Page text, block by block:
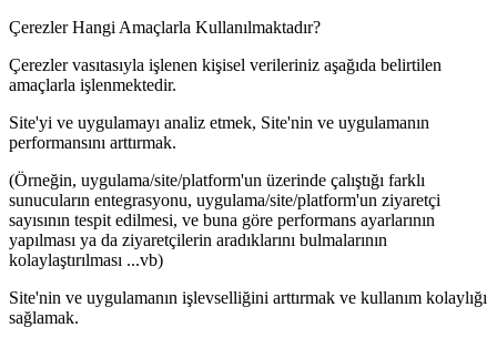
Çerezler Hangi Amaçlarla Kullanılmaktadır?
Çerezler vasıtasıyla işlenen kişisel verileriniz aşağıda belirtilen
amaçlarla işlenmektedir.
Site'yi ve uygulamayı analiz etmek, Site'nin ve uygulamanın
performansını arttırmak.
(Örneğin, uygulama/site/platform'un üzerinde çalıştığı farklı
sunucuların entegrasyonu, uygulama/site/platform'un ziyaretçi
sayısının tespit edilmesi, ve buna göre performans ayarlarının
yapılması ya da ziyaretçilerin aradıklarını bulmalarının
kolaylaştırılması ...vb)
Site'nin ve uygulamanın işlevselliğini arttırmak ve kullanım kolaylığı
sağlamak.